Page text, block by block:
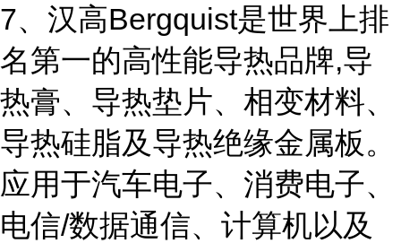
7、汉高Bergquist是世界上排
名第一的高性能导热品牌,导
热膏、导热垫片、相变材料、
导热硅脂及导热绝缘金属板。
应用于汽车电子、消费电子、
电信/数据通信、计算机以及